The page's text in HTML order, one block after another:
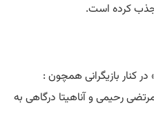
جذب کرده است.
کنار بازیگرانی همچون :
رحیمی و آناهیتا درگاهی به